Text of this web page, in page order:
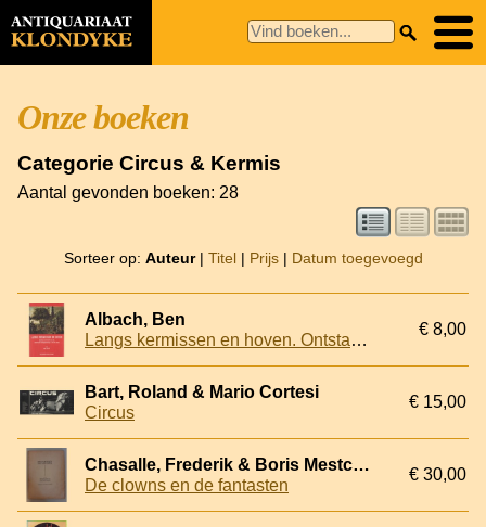
Onze boeken
Categorie Circus & Kermis
Aantal gevonden boeken: 28
Sorteer op: Auteur| Titel| Prijs| Datum toegevoegd
Albach, Ben
Langs kermissen en hoven. Ontstaan en kroniek van een Nederlands toneelgezelschap in de 17de eeuw *GESIGNEERD*
€ 8,00
Bart, Roland & Mario Cortesi
Circus
€ 15,00
Chasalle, Frederik & Boris Mestchersky (met teekeningen van)
De clowns en de fantasten
€ 30,00